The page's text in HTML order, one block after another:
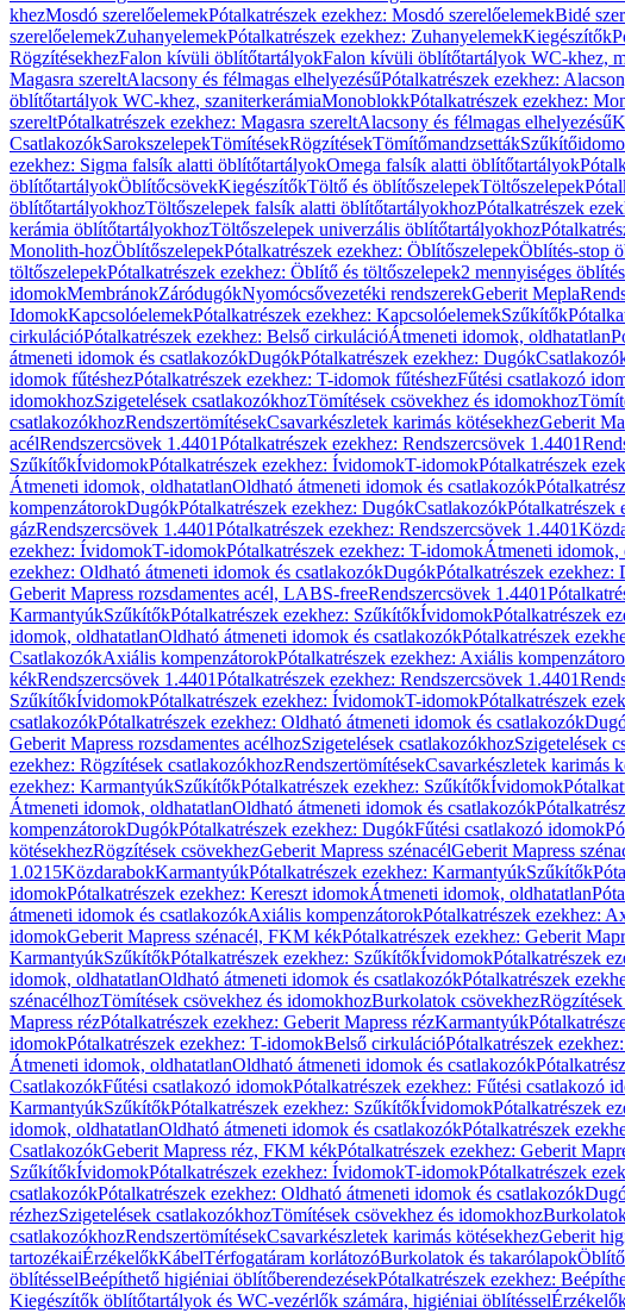
khezMosdó szerelőelemekPótalkatrészek ezekhez: Mosdó szerelőelemekBidé
szerelőelemekZuhanyelemekPótalkatrészek ezekhez: ZuhanyelemekKiegészítők
RögzítésekhezFalon kívüli öblítőtartályokFalon kívüli öblítőtartályok WC-khez,
Magasra szereltAlacsony és félmagas elhelyezésűPótalkatrészek ezekhez:
öblítőtartályok WC-khez, szaniterkerámiaMonoblokkPótalkatrészek ezekhez:
szereltPótalkatrészek ezekhez: Magasra szereltAlacsony és félmagas elhelyezésű
CsatlakozókSarokszelepekTömítésekRögzítésekTömítőmandzsetták
ezekhez: Sigma falsík alatti öblítőtartályokOmega falsík alatti öblítőtartályok
öblítőtartályokÖblítőcsövekKiegészítőkTöltő és öblítőszelepekTöltőszelepek
öblítőtartályokhozTöltőszelepek falsík alatti öblítőtartályokhozPótalkatrészek
kerámia öblítőtartályokhozTöltőszelepek univerzális öblítőtartályokhoz
Monolith-hozÖblítőszelepekPótalkatrészek ezekhez: ÖblítőszelepekÖblítés-stop
töltőszelepekPótalkatrészek ezekhez: Öblítő és töltőszelepek2 mennyiséges öblítés
idomokMembránokZáródugókNyomócsővezetéki rendszerekGeberit Mepla
IdomokKapcsolóelemekPótalkatrészek ezekhez: KapcsolóelemekSzűkítők
cirkulációPótalkatrészek ezekhez: Belső cirkulációÁtmeneti idomok, oldhatatlan
átmeneti idomok és csatlakozókDugókPótalkatrészek ezekhez: Dugók
idomok fűtéshezPótalkatrészek ezekhez: T-idomok fűtéshezFűtési csatlakozó
idomokhozSzigetelések csatlakozókhozTömítések csövekhez és idomokhoz
csatlakozókhozRendszertömítésekCsavarkészletek karimás kötésekhezGeberit
acélRendszercsövek 1.4401Pótalkatrészek ezekhez: Rendszercsövek 1.4401
SzűkítőkÍvidomokPótalkatrészek ezekhez: ÍvidomokT-idomokPótalkatrészek
Átmeneti idomok, oldhatatlanOldható átmeneti idomok és csatlakozók
kompenzátorokDugókPótalkatrészek ezekhez: DugókCsatlakozókPótalkatrészek
gázRendszercsövek 1.4401Pótalkatrészek ezekhez: Rendszercsövek 1.4401
ezekhez: ÍvidomokT-idomokPótalkatrészek ezekhez: T-idomokÁtmeneti idomok,
ezekhez: Oldható átmeneti idomok és csatlakozókDugókPótalkatrészek ezekhez:
Geberit Mapress rozsdamentes acél, LABS-freeRendszercsövek 1.4401
KarmantyúkSzűkítőkPótalkatrészek ezekhez: SzűkítőkÍvidomokPótalkatrészek
idomok, oldhatatlanOldható átmeneti idomok és csatlakozókPótalkatrészek
CsatlakozókAxiális kompenzátorokPótalkatrészek ezekhez: Axiális
kékRendszercsövek 1.4401Pótalkatrészek ezekhez: Rendszercsövek 1.4401
SzűkítőkÍvidomokPótalkatrészek ezekhez: ÍvidomokT-idomokPótalkatrészek
csatlakozókPótalkatrészek ezekhez: Oldható átmeneti idomok és csatlakozók
Geberit Mapress rozsdamentes acélhozSzigetelések csatlakozókhozSzigetelések
ezekhez: Rögzítések csatlakozókhozRendszertömítésekCsavarkészletek karimás
ezekhez: KarmantyúkSzűkítőkPótalkatrészek ezekhez: SzűkítőkÍvidomok
Átmeneti idomok, oldhatatlanOldható átmeneti idomok és csatlakozók
kompenzátorokDugókPótalkatrészek ezekhez: DugókFűtési csatlakozó idomok
kötésekhezRögzítések csövekhezGeberit Mapress szénacélGeberit Mapress
1.0215KözdarabokKarmantyúkPótalkatrészek ezekhez: KarmantyúkSzűkítők
idomokPótalkatrészek ezekhez: Kereszt idomokÁtmeneti idomok, oldhatatlan
átmeneti idomok és csatlakozókAxiális kompenzátorokPótalkatrészek ezekhez:
idomokGeberit Mapress szénacél, FKM kékPótalkatrészek ezekhez: Geberit
KarmantyúkSzűkítőkPótalkatrészek ezekhez: SzűkítőkÍvidomokPótalkatrészek
idomok, oldhatatlanOldható átmeneti idomok és csatlakozókPótalkatrészek
szénacélhozTömítések csövekhez és idomokhozBurkolatok csövekhez
Mapress rézPótalkatrészek ezekhez: Geberit Mapress rézKarmantyúk
idomokPótalkatrészek ezekhez: T-idomokBelső cirkulációPótalkatrészek
Átmeneti idomok, oldhatatlanOldható átmeneti idomok és csatlakozók
CsatlakozókFűtési csatlakozó idomokPótalkatrészek ezekhez: Fűtési csatlakozó
KarmantyúkSzűkítőkPótalkatrészek ezekhez: SzűkítőkÍvidomokPótalkatrészek
idomok, oldhatatlanOldható átmeneti idomok és csatlakozókPótalkatrészek
CsatlakozókGeberit Mapress réz, FKM kékPótalkatrészek ezekhez: Geberit
SzűkítőkÍvidomokPótalkatrészek ezekhez: ÍvidomokT-idomokPótalkatrészek
csatlakozókPótalkatrészek ezekhez: Oldható átmeneti idomok és csatlakozók
rézhezSzigetelések csatlakozókhozTömítések csövekhez és idomokhoz
csatlakozókhozRendszertömítésekCsavarkészletek karimás kötésekhezGeberit
tartozékaiÉrzékelőkKábelTérfogatáram korlátozóBurkolatok és takarólapok
öblítésselBeépíthető higiéniai öblítőberendezésekPótalkatrészek ezekhez:
Kiegészítők öblítőtartályok és WC-vezérlők számára, higiéniai öblítéssel